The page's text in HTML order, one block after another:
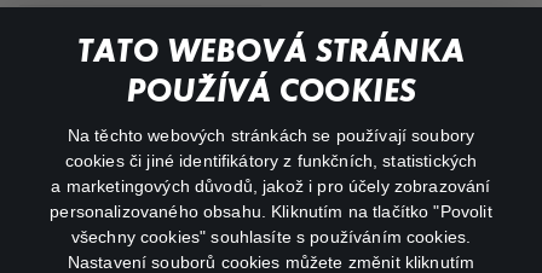
TATO WEBOVÁ STRÁNKA
POUŽÍVÁ COOKIES
Na těchto webových stránkách se používají soubory
cookies či jiné identifikátory z funkčních, statistických
a marketingových důvodů, jakož i pro účely zobrazování
personalizovaného obsahu. Kliknutím na tlačítko "Povolit
všechny cookies" souhlasíte s používáním cookies.
Nastavení souborů cookies můžete změnit kliknutím
My profile
facebookinstagram
youtube